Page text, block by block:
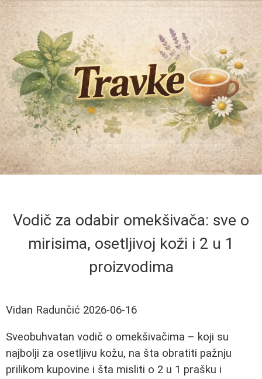
Vodič za odabir omekšivača: sve o
mirisima, osetljivoj koži i 2 u 1
proizvodima
Vidan Radunčić 2026-06-16
Sveobuhvatan vodič o omekšivačima – koji su
najbolji za osetljivu kožu, na šta obratiti pažnju
prilikom kupovine i šta misliti o 2 u 1 prašku i